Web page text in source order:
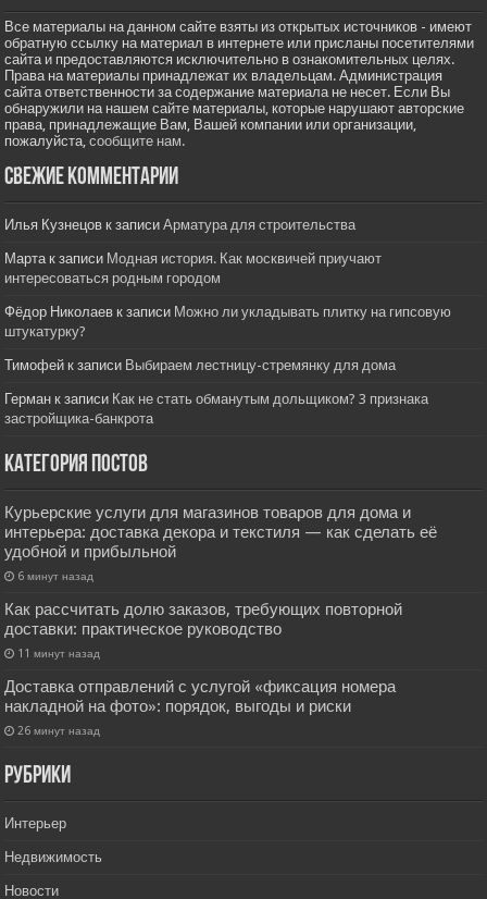
Все материалы на данном сайте взяты из открытых источников - имеют
обратную ссылку на материал в интернете или присланы посетителями
сайта и предоставляются исключительно в ознакомительных целях.
Права на материалы принадлежат их владельцам. Администрация
сайта ответственности за содержание материала не несет. Если Вы
обнаружили на нашем сайте материалы, которые нарушают авторские
права, принадлежащие Вам, Вашей компании или организации,
пожалуйста,сообщите нам.
Свежие комментарии
Илья Кузнецов к записиАрматура для строительства
Мартак записи Модная история. Как москвичей приучают
интересоваться родным городом
Фёдор Николаев к записи Можно ли укладывать плитку на гипсовую
штукатурку?
Тимофей к записи Выбираем лестницу-стремянку для дома
Герман к записи Как не стать обманутым дольщиком? 3 признака
застройщика-банкрота
Категория постов
Курьерские услуги для магазинов товаров для дома и
интерьера: доставка декора и текстиля — как сделать её
удобной и прибыльной
6 минут назад
Как рассчитать долю заказов, требующих повторной
доставки: практическое руководство
11 минут назад
Доставка отправлений с услугой «фиксация номера
накладной на фото»: порядок, выгоды и риски
26 минут назад
РУбрики
Интерьер
Недвижимость
Новости